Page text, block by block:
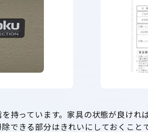
持っています。家具の状態が良けれ
できる部分はきれいにしておくこと